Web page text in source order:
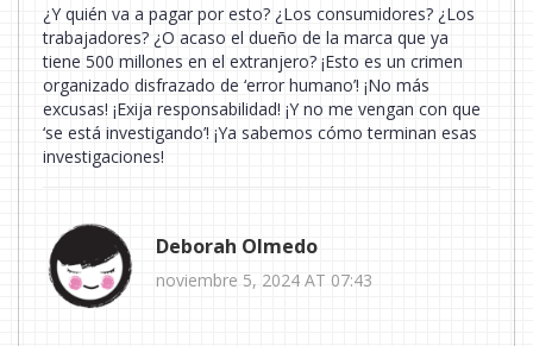
¿Y quién va a pagar por esto? ¿Los consumidores? ¿Los
trabajadores? ¿O acaso el dueño de la marca que ya
tiene 500 millones en el extranjero? ¡Esto es un crimen
organizado disfrazado de ‘error humano’! ¡No más
excusas! ¡Exija responsabilidad! ¡Y no me vengan con que
‘se está investigando’! ¡Ya sabemos cómo terminan esas
investigaciones!
Deborah Olmedo
noviembre 5, 2024 AT 07:43